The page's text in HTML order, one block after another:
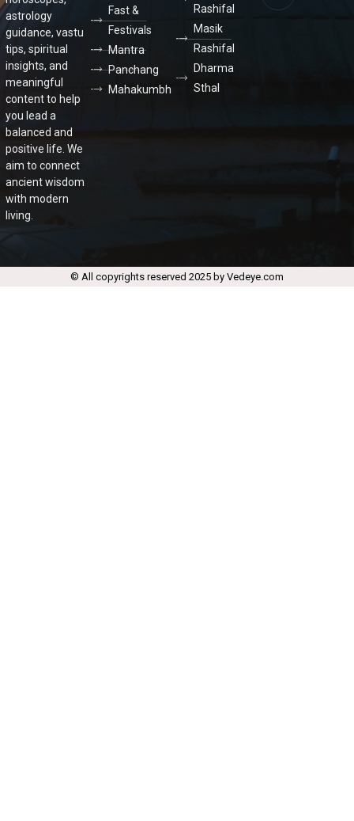
astrology
guidance, vastu
tips, spiritual
insights, and
meaningful
content to help
you lead a
balanced and
positive life. We
aim to connect
ancient wisdom
with modern
living.
Fast &
Festivals
Mantra
Panchang
Mahakumbh
Rashifal
Masik
Rashifal
Dharma
Sthal
© All copyrights reserved 2025 by Vedeye.com